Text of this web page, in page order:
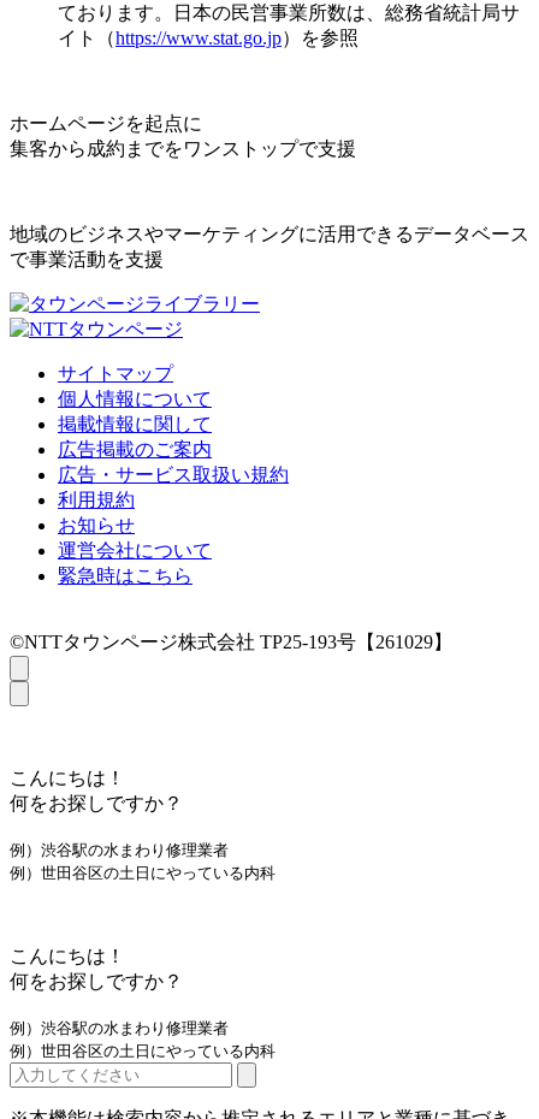
ております。日本の民営事業所数は、総務省統計局サ
イト（https://www.stat.go.jp）を参照
ホームページを起点に
集客から成約までをワンストップで支援
地域のビジネスやマーケティングに活用できるデータベース
で事業活動を支援
サイトマップ
個人情報について
掲載情報に関して
広告掲載のご案内
広告・サービス取扱い規約
利用規約
お知らせ
運営会社について
緊急時はこちら
©NTTタウンページ株式会社 TP25-193号【261029】
こんにちは！
何をお探しですか？
例）渋谷駅の水まわり修理業者
例）世田谷区の土日にやっている内科
こんにちは！
何をお探しですか？
例）渋谷駅の水まわり修理業者
例）世田谷区の土日にやっている内科